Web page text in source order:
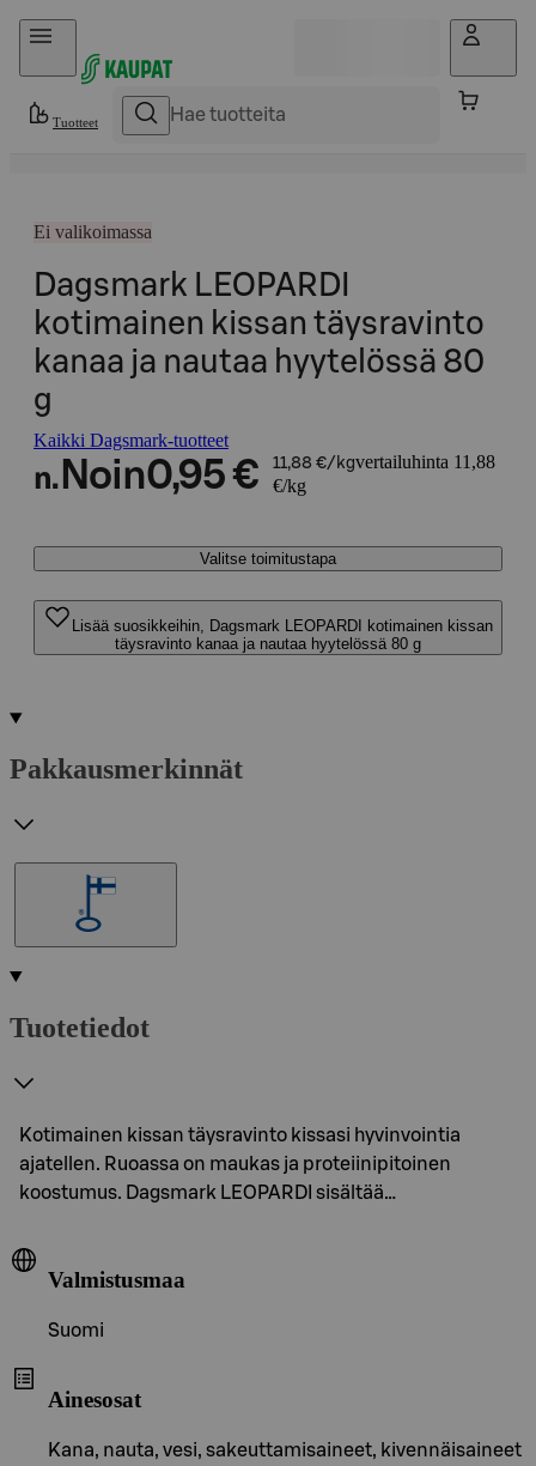
Hyppää sisältöön
Tuotteet
Ei valikoimassa
Dagsmark LEOPARDI
kotimainen kissan täysravinto
kanaa ja nautaa hyytelössä 80
g
Kaikki Dagsmark-tuotteet
n. Noin0,95 € 11,88 €/kgvertailuhinta 11,88
€/kg
Valitse toimitustapa
Lisää suosikkeihin, Dagsmark LEOPARDI kotimainen kissan
täysravinto kanaa ja nautaa hyytelössä 80 g
Pakkausmerkinnät
Tuotetiedot
Kotimainen kissan täysravinto kissasi hyvinvointia
ajatellen. Ruoassa on maukas ja proteiinipitoinen
koostumus. Dagsmark LEOPARDI sisältää…
Valmistusmaa
Suomi
Ainesosat
Kana, nauta, vesi, sakeuttamisaineet, kivennäisaineet